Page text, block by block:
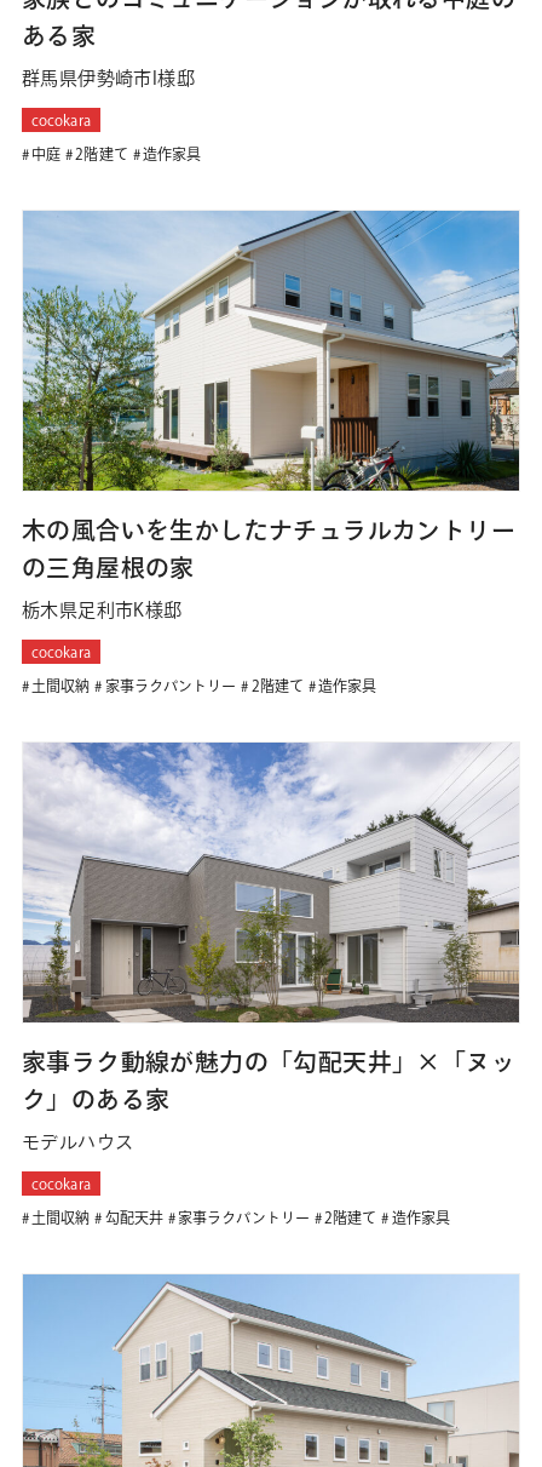
ある家
群馬県伊勢崎市I様邸
cocokara
中庭 2階建て 造作家具
木の風合いを生かしたナチュラルカントリー
の三角屋根の家
栃木県足利市K様邸
cocokara
土間収納 家事ラクパントリー 2階建て 造作家具
家事ラク動線が魅力の「勾配天井」×「ヌッ
ク」のある家
モデルハウス
cocokara
土間収納 勾配天井 家事ラクパントリー 2階建て 造作家具